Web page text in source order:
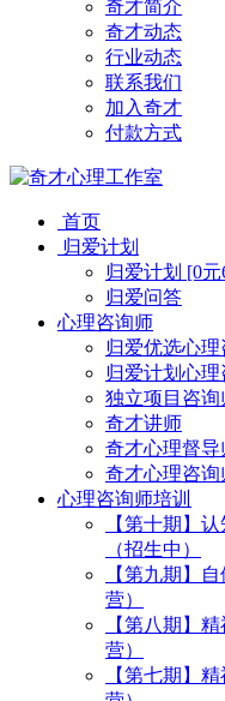
奇才简介
奇才动态
行业动态
联系我们
加入奇才
付款方式
首页
归爱计划
归爱计划 [0
归爱问答
心理咨询师
归爱优选心理
归爱计划心理
独立项目咨询
奇才讲师
奇才心理督导
奇才心理咨询
心理咨询师培训
【第十期】
（招生中）
【第九期】
营）
【第八期】
营）
【第七期】